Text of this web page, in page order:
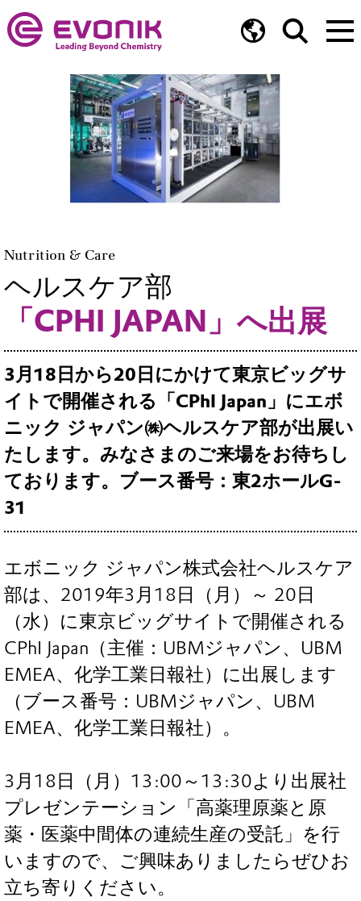
Nutrition & Care
ヘルスケア部
「CPHI JAPAN」へ出展
3月18日から20日にかけて東京ビッグサ
イトで開催される「CPhI Japan」にエボ
ニック ジャパン㈱ヘルスケア部が出展い
たします。みなさまのご来場をお待ちし
ております。ブース番号：東2ホールG-
31
エボニック ジャパン株式会社ヘルスケア
部は、2019年3月18日（月）～ 20日
（水）に東京ビッグサイトで開催される
CPhI Japan（主催：UBMジャパン、UBM
EMEA、化学工業日報社）に出展します
（ブース番号：UBMジャパン、UBM
EMEA、化学工業日報社）。
3月18日（月）13:00～13:30より出展社
プレゼンテーション「高薬理原薬と原
薬・医薬中間体の連続生産の受託」を行
いますので、ご興味ありましたらぜひお
立ち寄りください。